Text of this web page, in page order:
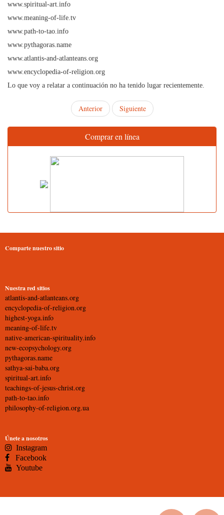
www.spiritual-art.info
www.meaning-of-life.tv
www.path-to-tao.info
www.pythagoras.name
www.atlantis-and-atlanteans.org
www.encyclopedia-of-religion.org
Lo que voy a relatar a continuación no ha tenido lugar recientemente.
Anterior Siguiente
Comprar en línea
Comparte nuestro sitio
Nuestra red sitios
atlantis-and-atlanteans.org
encyclopedia-of-religion.org
highest-yoga.info
meaning-of-life.tv
native-american-spirituality.info
new-ecopsychology.org
pythagoras.name
sathya-sai-baba.org
spiritual-art.info
teachings-of-jesus-christ.org
path-to-tao.info
philosophy-of-religion.org.ua
Únete a nosotros
Instagram
Facebook
Youtube